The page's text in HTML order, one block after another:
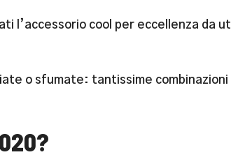
l’accessorio cool per eccellenza da
o sfumate: tantissime combinazioni